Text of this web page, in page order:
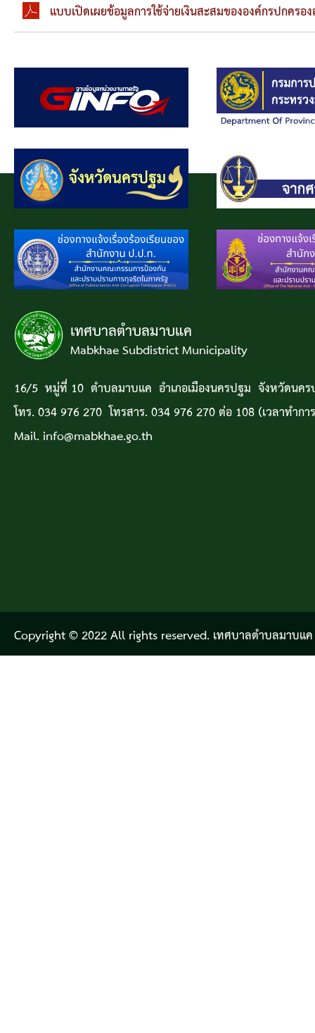
แบบเปิดเผยข้อมูลการใช้จ่ายเงินสะสมขององค์กรปกค
เทศบาลตำบลมาบแค
Mabkhae Subdistrict Municipality
16/5 หมู่ที่ 10 ตำบลมาบแค อำเภอเมืองนครปฐม จังหวัดนค
โทร. 034 976 270 โทรสาร. 034 976 270 ต่อ 108 (เวลาทำกา
Mail. info@mabkhae.go.th
Copyright © 2022 All rights reserved. เทศบาลตำบลมาบแค